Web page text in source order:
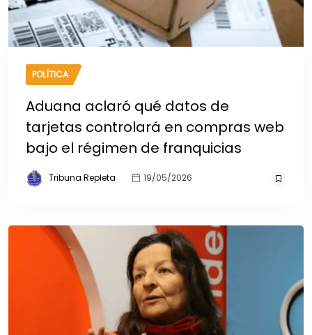
POLÍTICA
Aduana aclaró qué datos de
tarjetas controlará en compras web
bajo el régimen de franquicias
Tribuna Repleta 19/05/2026